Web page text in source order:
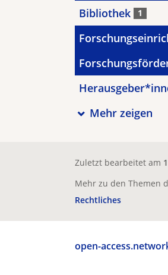
Bibliothek 1
Mehr zeigen
Zuletzt bearbeitet am
Mehr zu den Themen
Rechtliches
open-